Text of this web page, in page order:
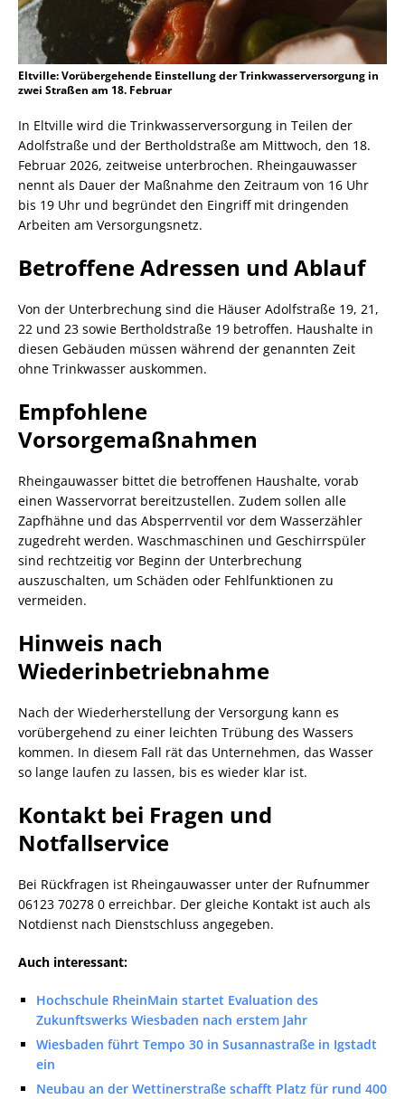
Eltville: Vorübergehende Einstellung der Trinkwasserversorgung in
zwei Straßen am 18. Februar
In Eltville wird die Trinkwasserversorgung in Teilen der
Adolfstraße und der Bertholdstraße am Mittwoch, den 18.
Februar 2026, zeitweise unterbrochen. Rheingauwasser
nennt als Dauer der Maßnahme den Zeitraum von 16 Uhr
bis 19 Uhr und begründet den Eingriff mit dringenden
Arbeiten am Versorgungsnetz.
Betroffene Adressen und Ablauf
Von der Unterbrechung sind die Häuser Adolfstraße 19, 21,
22 und 23 sowie Bertholdstraße 19 betroffen. Haushalte in
diesen Gebäuden müssen während der genannten Zeit
ohne Trinkwasser auskommen.
Empfohlene
Vorsorgemaßnahmen
Rheingauwasser bittet die betroffenen Haushalte, vorab
einen Wasservorrat bereitzustellen. Zudem sollen alle
Zapfhähne und das Absperrventil vor dem Wasserzähler
zugedreht werden. Waschmaschinen und Geschirrspüler
sind rechtzeitig vor Beginn der Unterbrechung
auszuschalten, um Schäden oder Fehlfunktionen zu
vermeiden.
Hinweis nach
Wiederinbetriebnahme
Nach der Wiederherstellung der Versorgung kann es
vorübergehend zu einer leichten Trübung des Wassers
kommen. In diesem Fall rät das Unternehmen, das Wasser
so lange laufen zu lassen, bis es wieder klar ist.
Kontakt bei Fragen und
Notfallservice
Bei Rückfragen ist Rheingauwasser unter der Rufnummer
06123 70278 0 erreichbar. Der gleiche Kontakt ist auch als
Notdienst nach Dienstschluss angegeben.
Auch interessant:
Hochschule RheinMain startet Evaluation des
Zukunftswerks Wiesbaden nach erstem Jahr
Wiesbaden führt Tempo 30 in Susannastraße in Igstadt
ein
Neubau an der Wettinerstraße schafft Platz für rund 400